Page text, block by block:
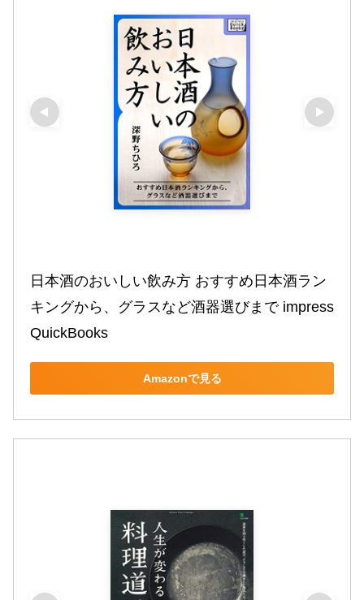
日本酒のおいしい飲み方 おすすめ日本酒ラン
キングから、グラスなど酒器選びまで impress
QuickBooks
Amazonで見る